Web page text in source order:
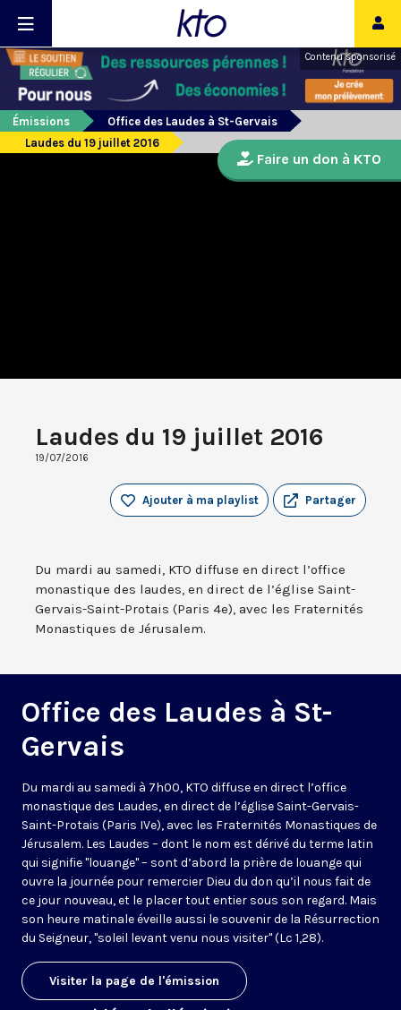
Contenu sponsorisé
Émissions
Office des Laudes à St-Gervais
Laudes du 19 juillet 2016
Laudes du 19 juillet 2016
19/07/2016
Partager
Ajouter à ma playlist
Du mardi au samedi, KTO diffuse en direct l’office
monastique des laudes, en direct de l’église Saint-
Gervais-Saint-Protais (Paris 4e), avec les Fraternités
Monastiques de Jérusalem.
Office des Laudes à St-
Gervais
Du mardi au samedi à 7h00, KTO diffuse en direct l’office
monastique des Laudes, en direct de l’église Saint-Gervais-
Saint-Protais (Paris IVe), avec les Fraternités Monastiques de
Jérusalem. Les Laudes – dont le nom est dérivé du terme latin
qui signifie "louange" – sont d’abord la prière de louange qui
ouvre la journée pour remercier Dieu du don qu’il nous fait de
ce jour nouveau, et le placer tout entier sous son regard. Mais
son heure matinale éveille aussi le souvenir de la Résurrection
du Seigneur, "soleil levant venu nous visiter" (Lc 1,28).
Visiter la page de l'émission
Faire un don à KTO